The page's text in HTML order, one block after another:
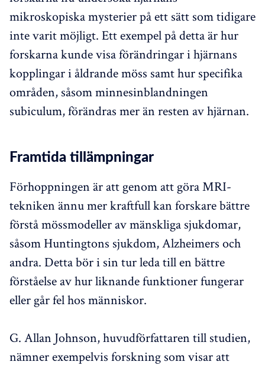
mikroskopiska mysterier på ett sätt som tidigare
inte varit möjligt. Ett exempel på detta är hur
forskarna kunde visa förändringar i hjärnans
kopplingar i åldrande möss samt hur specifika
områden, såsom minnesinblandningen
subiculum, förändras mer än resten av hjärnan.
Framtida tillämpningar
Förhoppningen är att genom att göra MRI-
tekniken ännu mer kraftfull kan forskare bättre
förstå mössmodeller av mänskliga sjukdomar,
såsom Huntingtons sjukdom, Alzheimers och
andra. Detta bör i sin tur leda till en bättre
förståelse av hur liknande funktioner fungerar
eller går fel hos människor.
G. Allan Johnson, huvudförfattaren till studien,
nämner exempelvis forskning som visar att